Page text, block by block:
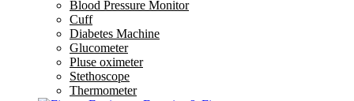
Blood Pressure Monitor
Cuff
Diabetes Machine
Glucometer
Pluse oximeter
Stethoscope
Thermometer